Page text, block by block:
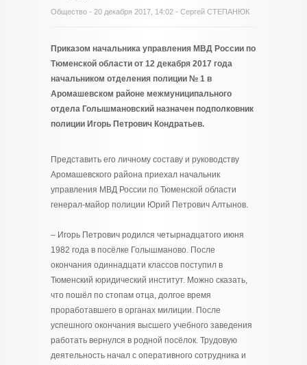
Общество - 20 декабря 2017, 14:02 - Сергей СТЕПАНЮК
Приказом начальника управления МВД России по
Тюменской области от 12 декабря 2017 года
начальником отделения полиции № 1 в
Аромашевском районе межмуниципального
отдела Голышмановский назначен подполковник
полиции Игорь Петрович Кондратьев.
Представить его личному составу и руководству
Аромашевского района приехал начальник
управления МВД России по Тюменской области
генерал-майор полиции Юрий Петрович Алтынов.
– Игорь Петрович родился четырнадцатого июня
1982 года в посёлке Голышманово. После
окончания одиннадцати классов поступил в
Тюменский юридический институт. Можно сказать,
что пошёл по стопам отца, долгое время
проработавшего в органах милиции. После
успешного окончания высшего учебного заведения
работать вернулся в родной посёлок. Трудовую
деятельность начал с оперативного сотрудника и